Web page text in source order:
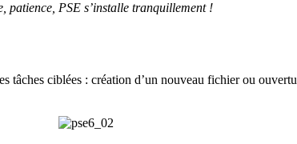
patience, PSE s’installe tranquillement !
ciblées : création d’un nouveau fichier ou